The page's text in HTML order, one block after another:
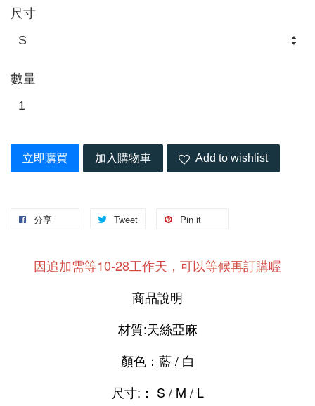
尺寸
數量
立即購買 加入購物車 Add to wishlist
分享 Tweet Pin it
因追加需等10-28工作天，可以等候再訂購喔
商品說明
材質:天絲亞麻
顏色：藍 / 白
尺寸:： S / M / L